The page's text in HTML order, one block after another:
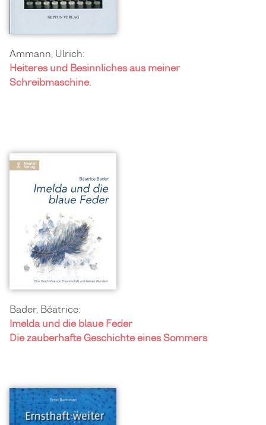
Ammann, Ulrich:
Heiteres und Besinnliches aus meiner
Schreibmaschine.
Bader, Béatrice:
Imelda und die blaue Feder
Die zauberhafte Geschichte eines Sommers